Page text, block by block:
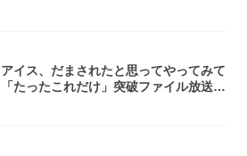
アイス、だまされたと思ってやってみて
「たったこれだけ」突破ファイル放送で